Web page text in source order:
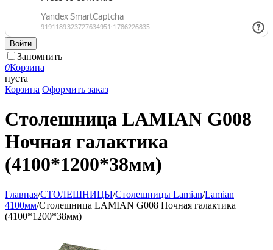
Войти
Запомнить
0Корзина
пуста
Корзина Оформить заказ
Столешница LAMIAN G008
Ночная галактика
(4100*1200*38мм)
Главная/СТОЛЕШНИЦЫ/Столешницы Lamian/Lamian
4100мм/Столешница LAMIAN G008 Ночная галактика
(4100*1200*38мм)